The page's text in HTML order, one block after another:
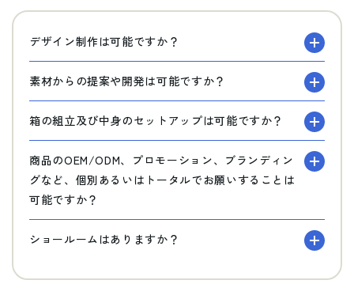
デザイン制作は可能ですか？
素材からの提案や開発は可能ですか？
箱の組立及び中身のセットアップは可能ですか？
商品のOEM/ODM、プロモーション、ブランディン
グなど、個別あるいはトータルでお願いすることは
可能ですか？
ショールームはありますか？